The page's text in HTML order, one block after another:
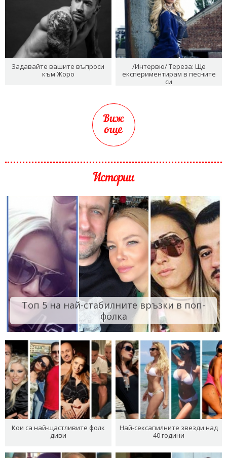
Задавайте вашите въпроси
към Жоро
/Интервю/ Тереза: Ще
експериментирам в песните
си
Виж
още
Истории
Топ 5 на най-стабилните връзки в поп-
фолка
Кои са най-щастливите фолк
диви
Най-сексапилните звезди над
40 години